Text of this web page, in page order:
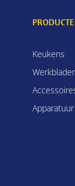
Keukens
Apparatuur